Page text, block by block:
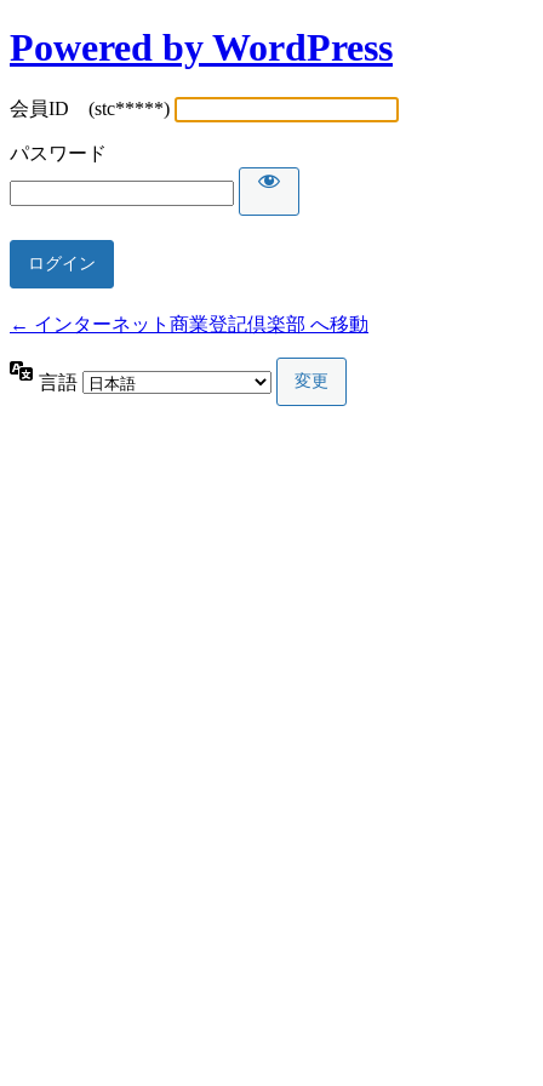
Powered by WordPress
会員ID (stc*****)
パスワード
← インターネット商業登記倶楽部 へ移動
言語